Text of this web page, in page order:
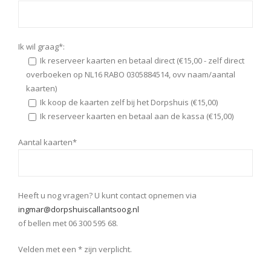
Ik wil graag*:
Ik reserveer kaarten en betaal direct (€15,00 - zelf direct
overboeken op NL16 RABO 0305884514, ovv naam/aantal
kaarten)
Ik koop de kaarten zelf bij het Dorpshuis (€15,00)
Ik reserveer kaarten en betaal aan de kassa (€15,00)
Aantal kaarten*
Heeft u nog vragen? U kunt contact opnemen via
ingmar@dorpshuiscallantsoog.nl
of bellen met 06 300 595 68.
Velden met een * zijn verplicht.